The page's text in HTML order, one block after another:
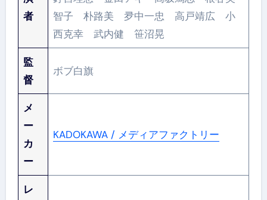
者
智子 朴路美 夛中一忠 高戸靖広 小
西克幸 武内健 笹沼晃
監
督
ボブ白旗
メ
ー
カ
ー
KADOKAWA / メディアファクトリー
レ